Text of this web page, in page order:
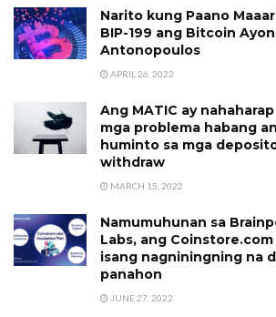
Narito kung Paano
BIP-199 ang Bitcoin
Antonopoulos
APRIL 26, 2022
Ang MATIC ay
mga problema habang
huminto sa mga
withdraw
MARCH 15, 2022
Namumuhunan sa
Labs, ang
isang nagniningning na
panahon
JUNE 27, 2022